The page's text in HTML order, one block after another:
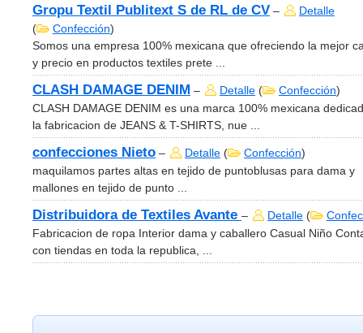
Gropu Textil Publitext S de RL de CV –
Detalle
(
Confección)
Somos una empresa 100% mexicana que ofreciendo la mejor
y precio en productos textiles prete ...
CLASH DAMAGE DENIM – Detalle ( Confección)
CLASH DAMAGE DENIM es una marca 100% mexicana
la fabricacion de JEANS & T-SHIRTS, nue ...
confecciones Nieto – Detalle ( Confección)
maquilamos partes altas en tejido de puntoblusas para dama y
mallones en tejido de punto ...
Distribuidora de Textiles Avante – Detalle (
Fabricacion de ropa Interior dama y caballero Casual Niño
con tiendas en toda la republica, ...